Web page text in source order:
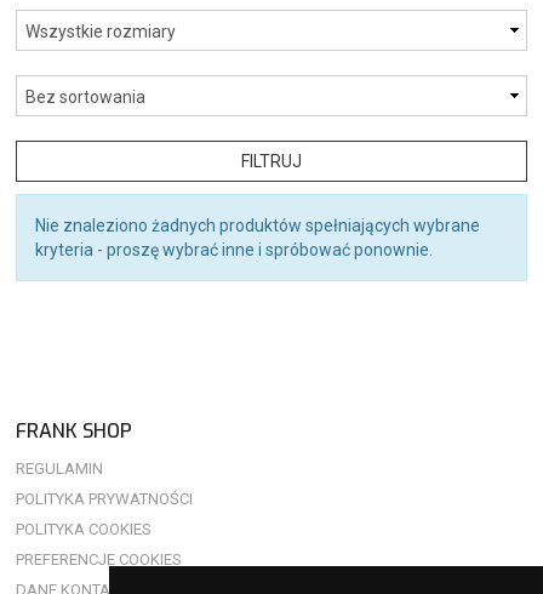
FILTRUJ
Nie znaleziono żadnych produktów spełniających wybrane
kryteria - proszę wybrać inne i spróbować ponownie.
FRANK SHOP
REGULAMIN
POLITYKA PRYWATNOŚCI
POLITYKA COOKIES
PREFERENCJE COOKIES
DANE KONTAKTOWE